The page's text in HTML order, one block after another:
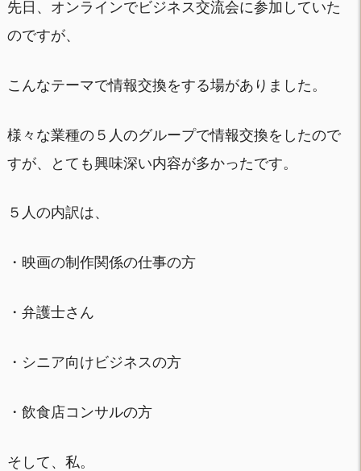
先日、オンラインでビジネス交流会に参加していた
のですが、
こんなテーマで情報交換をする場がありました。
様々な業種の５人のグループで情報交換をしたので
すが、とても興味深い内容が多かったです。
５人の内訳は、
・映画の制作関係の仕事の方
・弁護士さん
・シニア向けビジネスの方
・飲食店コンサルの方
そして、私。